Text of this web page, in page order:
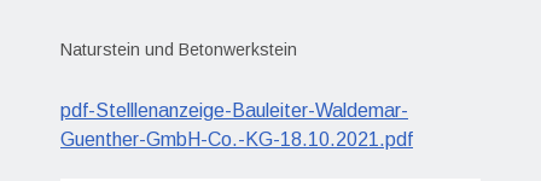
Naturstein und Betonwerkstein
pdf-Stelllenanzeige-Bauleiter-Waldemar-
Guenther-GmbH-Co.-KG-18.10.2021.pdf